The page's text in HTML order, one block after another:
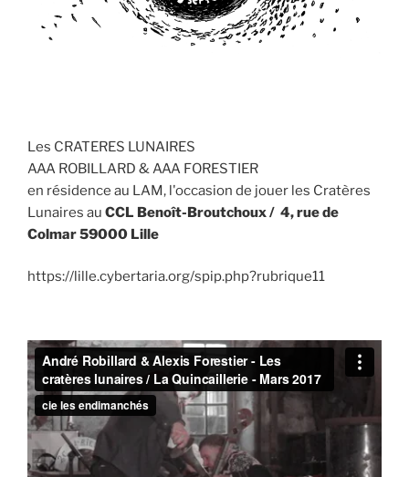
Les CRATERES LUNAIRES
AAA ROBILLARD & AAA FORESTIER
en résidence au LAM, l'occasion de jouer les Cratères
Lunaires au CCL Benoît-Broutchoux / 4, rue de
Colmar 59000 Lille
https://lille.cybertaria.org/spip.php?rubrique11